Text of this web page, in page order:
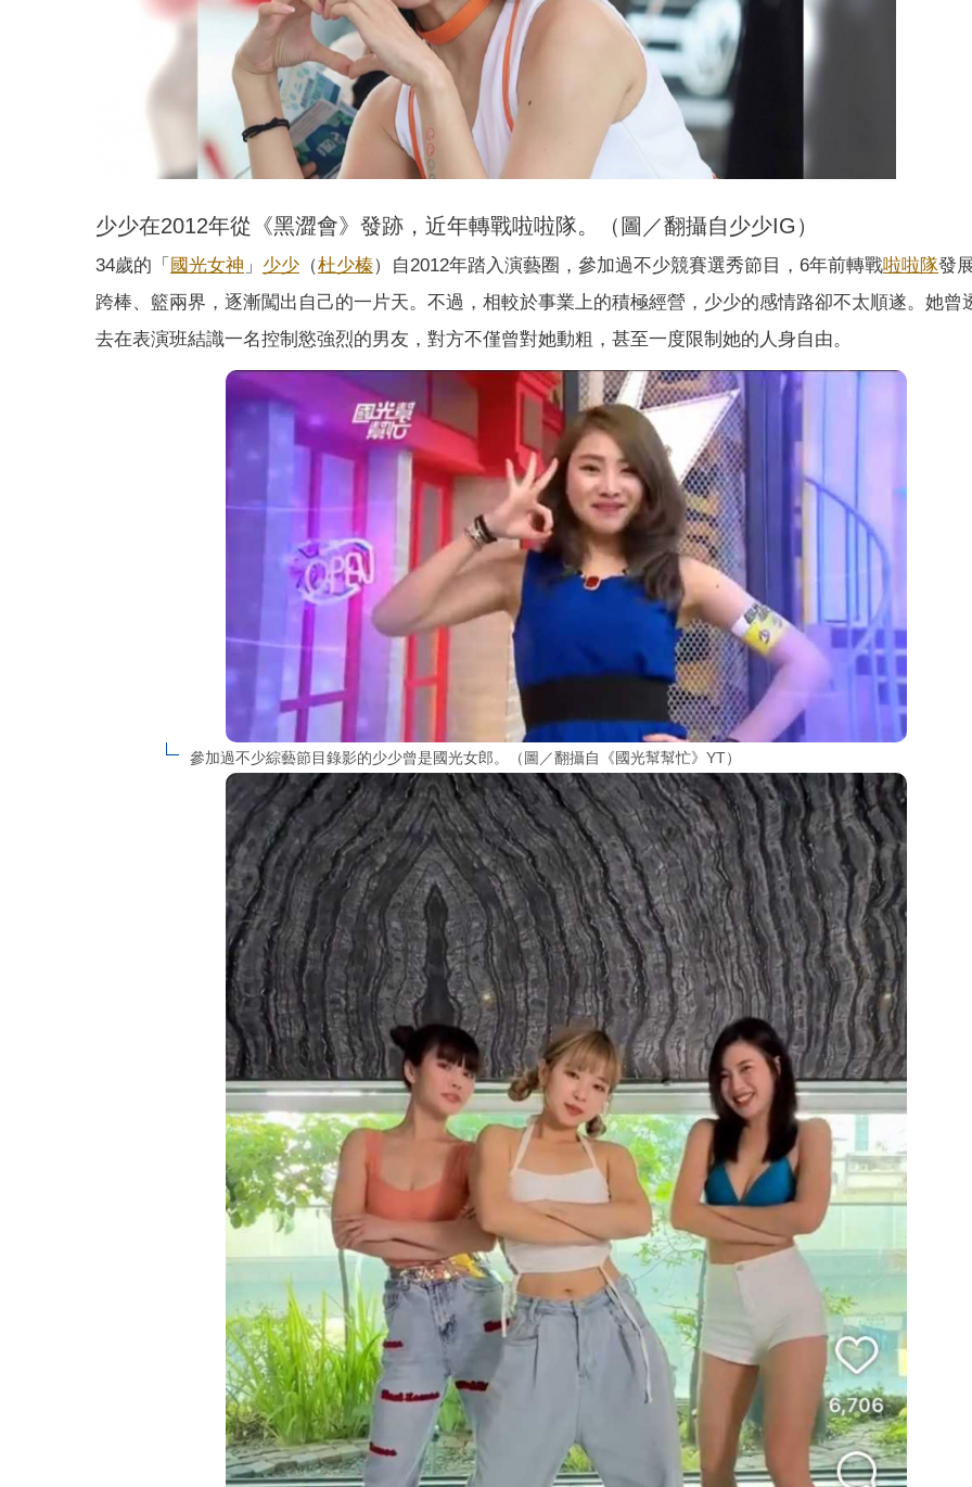
少少在2012年從《黑澀會》發跡，近年轉戰啦啦隊。（圖／翻攝自少少IG）
34歲的「 國光女神 」 少少 （杜少榛）自2012年踏入演藝圈，參加過不少競賽選秀節目，6年前轉戰啦啦隊發
跨棒、籃兩界，逐漸闖出自己的一片天。不過，相較於事業上的積極經營，少少的感情路卻不太順遂。她曾
去在表演班結識一名控制慾強烈的男友，對方不僅曾對她動粗，甚至一度限制她的人身自由。
參加過不少綜藝節目錄影的少少曾是國光女郎。（圖／翻攝自《國光幫幫忙》YT）